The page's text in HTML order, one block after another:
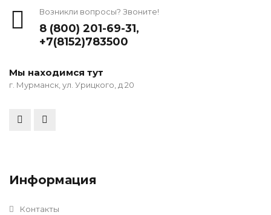
Возникли вопросы? Звоните!
8 (800) 201-69-31,
+7(8152)783500
Мы находимся тут
г. Мурманск, ул. Урицкого, д 20
Информация
Контакты